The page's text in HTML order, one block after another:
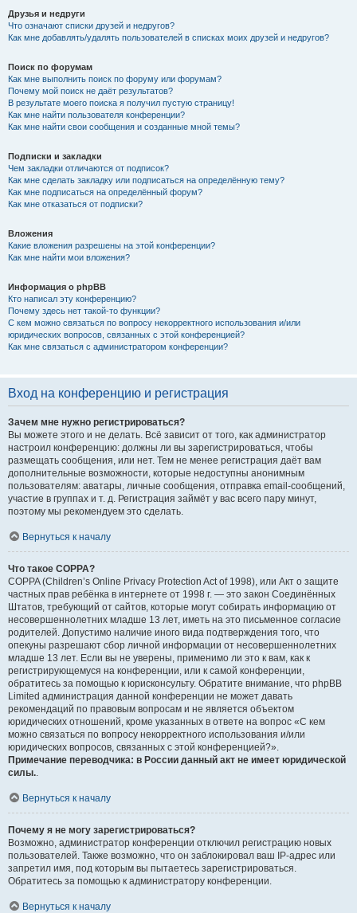
Друзья и недруги
Что означают списки друзей и недругов?
Как мне добавлять/удалять пользователей в списках моих друзей и недругов?
Поиск по форумам
Как мне выполнить поиск по форуму или форумам?
Почему мой поиск не даёт результатов?
В результате моего поиска я получил пустую страницу!
Как мне найти пользователя конференции?
Как мне найти свои сообщения и созданные мной темы?
Подписки и закладки
Чем закладки отличаются от подписок?
Как мне сделать закладку или подписаться на определённую тему?
Как мне подписаться на определённый форум?
Как мне отказаться от подписки?
Вложения
Какие вложения разрешены на этой конференции?
Как мне найти мои вложения?
Информация о phpBB
Кто написал эту конференцию?
Почему здесь нет такой-то функции?
С кем можно связаться по вопросу некорректного использования и/или
юридических вопросов, связанных с этой конференцией?
Как мне связаться с администратором конференции?
Вход на конференцию и регистрация
Зачем мне нужно регистрироваться?
Вы можете этого и не делать. Всё зависит от того, как администратор
настроил конференцию: должны ли вы зарегистрироваться, чтобы
размещать сообщения, или нет. Тем не менее регистрация даёт вам
дополнительные возможности, которые недоступны анонимным
пользователям: аватары, личные сообщения, отправка email-сообщений,
участие в группах и т. д. Регистрация займёт у вас всего пару минут,
поэтому мы рекомендуем это сделать.
Вернуться к началу
Что такое COPPA?
COPPA (Children’s Online Privacy Protection Act of 1998), или Акт о защите
частных прав ребёнка в интернете от 1998 г. — это закон Соединённых
Штатов, требующий от сайтов, которые могут собирать информацию от
несовершеннолетних младше 13 лет, иметь на это письменное согласие
родителей. Допустимо наличие иного вида подтверждения того, что
опекуны разрешают сбор личной информации от несовершеннолетних
младше 13 лет. Если вы не уверены, применимо ли это к вам, как к
регистрирующемуся на конференции, или к самой конференции,
обратитесь за помощью к юрисконсульту. Обратите внимание, что phpBB
Limited администрация данной конференции не может давать
рекомендаций по правовым вопросам и не является объектом
юридических отношений, кроме указанных в ответе на вопрос «С кем
можно связаться по вопросу некорректного использования и/или
юридических вопросов, связанных с этой конференцией?».
Примечание переводчика: в России данный акт не имеет юридической
силы..
Вернуться к началу
Почему я не могу зарегистрироваться?
Возможно, администратор конференции отключил регистрацию новых
пользователей. Также возможно, что он заблокировал ваш IP-адрес или
запретил имя, под которым вы пытаетесь зарегистрироваться.
Обратитесь за помощью к администратору конференции.
Вернуться к началу